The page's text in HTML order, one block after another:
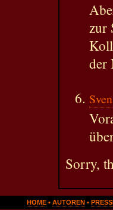
zur
der
Sven
Sorry,
HOME • AUTOREN •